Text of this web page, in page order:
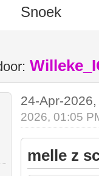
Snoek
24-Apr-
2026, 01:05
melle z